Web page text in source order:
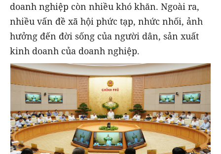
doanh nghiệp còn nhiều khó khăn. Ngoài ra,
nhiều vấn đề xã hội phức tạp, nhức nhối, ảnh
hưởng đến đời sống của người dân, sản xuất
kinh doanh của doanh nghiệp.